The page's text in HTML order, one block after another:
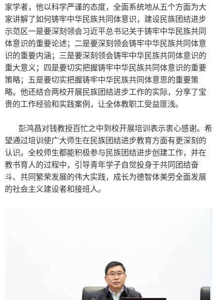
家学者，他以科学严谨的态度，全面系统地从五个方面为大
家讲解了如何铸牢中华民族共同体意识，建设民族团结进步
示范区一是要深刻领会习近平总书记关于铸牢中华民族共同
体意识的重要论述；二是要深刻领会铸牢中华民族共同体意
识的重要内涵；三是要深刻领会铸牢中华民族共同体意识的
重大意义；四是要切实把握铸牢中华民族共同体意识的重要
策略；五是要切实把握铸牢中华民族共同体意思的重要策
略。他还结合两校开展民族团结进步工作的实际，分享了宝
贵的工作经验和实践案例，让全体教职工受益匪浅。
彭鸿昌对钱教授百忙之中到校开展培训表示衷心感谢。希
望通过培训使广大师生在民族团结进步教育方面有更深刻的
认识。全校师生都能积极参与民族团结进步创建工作，并在
教书育人的过程中，引导青年学子自觉投身于共同团结奋
斗、共同繁荣发展的伟大实践，成长为德智体美劳全面发展
的社会主义建设者和接班人。